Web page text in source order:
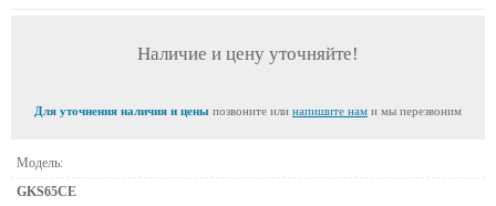
Наличие и цену уточняйте!
Для уточнения наличия и цены позвоните или напишите нам и мы перезвоним
Модель:
GKS65CE